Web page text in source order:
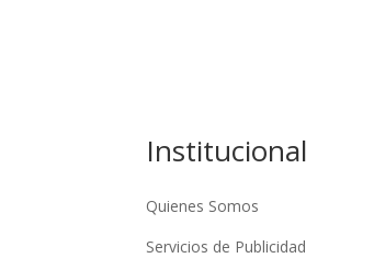
Institucional
Quienes Somos
Servicios de Publicidad